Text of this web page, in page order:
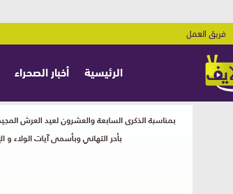
فريق العمل
الرئيسية أخبار الصحراء